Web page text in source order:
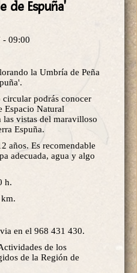
de Espuña'
- 09:00
la Umbría de Peña
circular podrás conocer
Espacio Natural
vistas del maravilloso
Espuña.
años. Es recomendable
adecuada, agua y algo
h.
en el 968 431 430.
de los
de la Región de